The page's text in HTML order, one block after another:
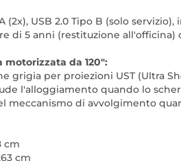
(2x), USB 2.0 Tipo B (solo
di 5 anni (restituzione all'officina)
motorizzata da 120":
grigia per proiezioni UST (Ultra
l'alloggiamento quando lo
meccanismo di avvolgimento
cm
cm